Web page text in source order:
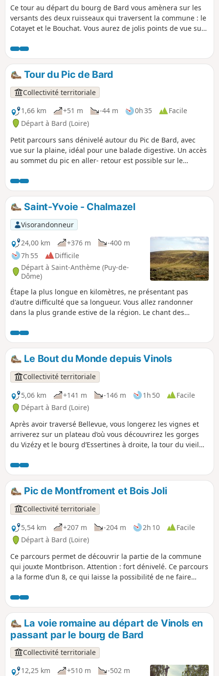
Ce tour au départ du bourg de Bard vous amènera sur les
versants des deux ruisseaux qui traversent la commune : le
Cotayet et le Bouchat. Vous aurez de jolis points de vue sur
Tour du Pic de Bard
Collectivité territoriale
1,66 km
+51 m -44 m 0h 35
Facile
Départ à Bard (Loire)
Petit parcours sans dénivelé autour du Pic de Bard, avec
vue sur la plaine, idéal pour une balade digestive. Un accès
au sommet du pic en aller- retour est possible sur le
Saint-Yvoie - Chalmazel
Visorandonneur
24,00 km
+376 m
-400 m
7h 55
Difficile
Départ à Saint-Anthème (Puy-de-
Dôme)
Étape la plus longue en kilomètres, ne présentant pas
d'autre difficulté que sa longueur. Vous allez randonner
dans la plus grande estive de la région. Le chant des
glisser vers le bas de la station de skis.
Le Bout du Monde depuis Vinols
Collectivité territoriale
5,06 km
+141 m -146 m 1h 50
Facile
Départ à Bard (Loire)
Après avoir traversé Bellevue, vous longerez les vignes et
arriverez sur un plateau d’où vous découvrirez les gorges
du Vizézy et le bourg d’Essertines à droite, la tour du vieil
Cotayet et les bois de fayards. Par un chemin abrupt, vous
rejoindrez le « bout du monde », vers les ruines d’un ancien
hameau. Par un chemin dans le vallon, vous rejoindrez
Vinols.Pic de Montfroment et Bois Joli
Collectivité territoriale
5,54 km
+207 m -204 m 2h 10
Facile
Départ à Bard (Loire)
Ce parcours permet de découvrir la partie de la commune
qui jouxte Montbrison. Attention : fort dénivelé. Ce parcours
a la forme d’un 8, ce qui laisse la possibilité de ne faire
La voie romaine au départ de Vinols en
passant par le bourg de Bard
Collectivité territoriale
12,25 km
+510 m -502 m